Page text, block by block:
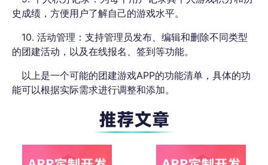
史成绩，方便用户了解自己的游戏水平。
10. 活动管理：支持管理员发布、编辑和删除不同类型
的团建活动，以及在线报名、签到等功能。
以上是一个可能的团建游戏APP的功能清单，具体的功
能可以根据实际需求进行调整和添加。